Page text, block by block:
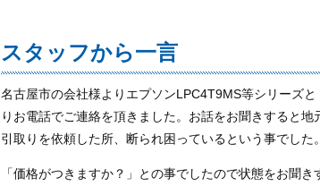
スタッフから一言
名古屋市の会社様よりエプソンLPC4T9MS等シリーズ
りお電話でご連絡を頂きました。お話をお聞きすると
引取りを依頼した所、断られ困っているという事でした。
「価格がつきますか？」との事でしたので状態をお聞